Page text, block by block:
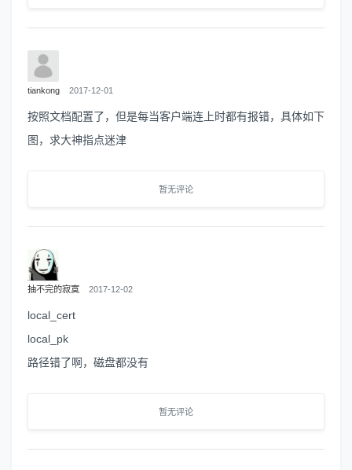
tiankong 2017-12-01
按照文档配置了，但是每当客户端连上时都有报错，具体如下
图，求大神指点迷津
暂无评论
抽不完的寂寞 2017-12-02
local_cert
local_pk
路径错了啊，磁盘都没有
暂无评论